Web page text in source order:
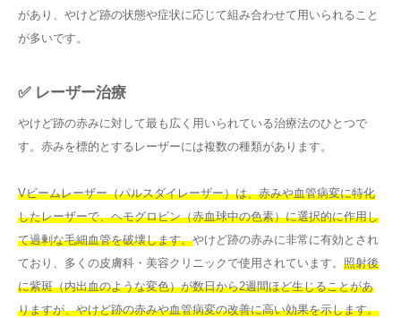
があり、やけど跡の状態や症状に応じて組み合わせて用いられること
が多いです。
✅ レーザー治療
やけど跡の赤みに対して最も広く用いられている治療法のひとつで
す。赤みを標的とするレーザーには複数の種類があります。
Vビームレーザー（パルスダイレーザー）は、赤みや血管病変に特化
したレーザーで、ヘモグロビン（赤血球中の色素）に選択的に作用し
て過剰な毛細血管を破壊します。やけど跡の赤みに非常に有効とされ
ており、多くの皮膚科・美容クリニックで使用されています。 照射後
に紫斑（内出血のような変色）が数日から2週間ほど生じることがあ
りますが、やけど跡の赤みや血管病変の改善に高い効果を示します。